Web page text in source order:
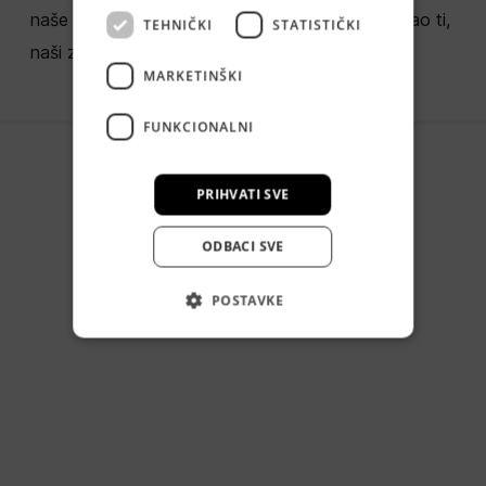
naše poslovanje; a ključ našeg uspjeha su ljudi kao ti,
naši zaposlenici.
TEHNIČKI STATISTIČKI
MARKETINŠKI
FUNKCIONALNI
PRIHVATI SVE
ODBACI SVE
POSTAVKE